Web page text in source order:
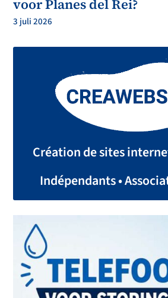
voor Planes del Rei?
3 juli 2026
Création de sites
Indépendants •